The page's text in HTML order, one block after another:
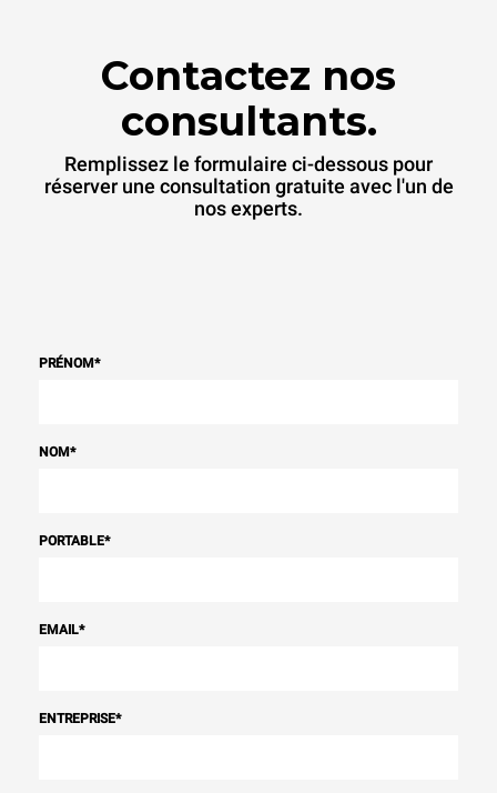
dernières peuvent être
éliminées en choisissant
produite à partir de sources
renouvelables.Greenhouse
Gas Protocol
Contactez nos
consultants.
Remplissez le formulaire ci-dessous pour
réserver une consultation gratuite avec l'un de
nos experts.
PRÉNOM*
NOM*
PORTABLE*
EMAIL*
ENTREPRISE*